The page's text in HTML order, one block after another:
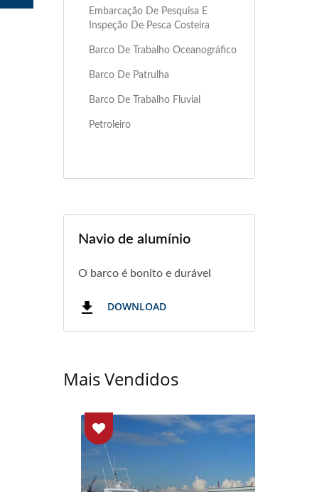
Embarcação De Pesquisa E
Inspeção De Pesca Costeira
Barco De Trabalho Oceanográfico
Barco De Patrulha
Barco De Trabalho Fluvial
Petroleiro
Navio de alumínio
O barco é bonito e durável
DOWNLOAD
Mais Vendidos